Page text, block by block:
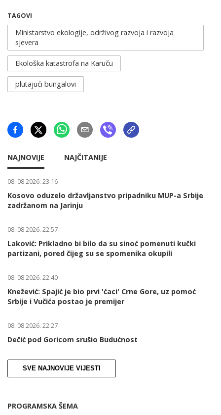
TAGOVI
Ministarstvo ekologije, održivog razvoja i razvoja
sjevera
Ekološka katastrofa na Karuču
plutajući bungalovi
NAJNOVIJE NAJČITANIJE
08. 08 2026. 23:16
Kosovo oduzelo državljanstvo pripadniku MUP-a Srbije
zadržanom na Jarinju
08. 08 2026. 22:57
Laković: Prikladno bi bilo da su sinoć pomenuti kučki
partizani, pored čijeg su se spomenika okupili
08. 08 2026. 22:40
Knežević: Spajić je bio prvi 'ćaci' Crne Gore, uz pomoć
Srbije i Vučića postao je premijer
08. 08 2026. 22:27
Dečić pod Goricom srušio Budućnost
SVE NAJNOVIJE VIJESTI
PROGRAMSKA ŠEMA